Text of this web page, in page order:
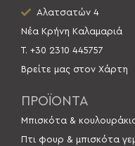
Αλατσατών 4
Νέα Κρήνη Καλαμαριά
Τ. +30 2310 445757
Βρείτε μας στον Χάρτη
ΠΡΟΪΟΝΤΑ
Μπισκότα &
Πτι φουρ & μπισκότα